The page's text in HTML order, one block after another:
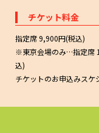
チケット料金
指定席 9,900円(税込)
※東京会場のみ…指定席
込)
チケットのお申込みスケ